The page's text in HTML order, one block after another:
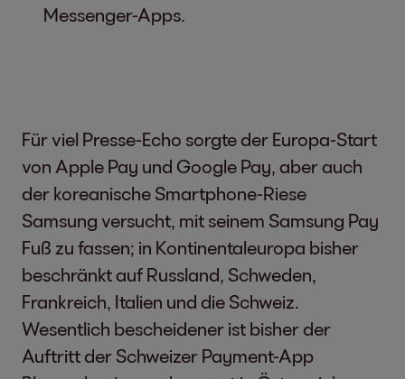
Messenger-Apps.
Für viel Presse-Echo sorgte der Europa-Start
von Apple Pay und Google Pay, aber auch
der koreanische Smartphone-Riese
Samsung versucht, mit seinem Samsung Pay
Fuß zu fassen; in Kontinentaleuropa bisher
beschränkt auf Russland, Schweden,
Frankreich, Italien und die Schweiz.
Wesentlich bescheidener ist bisher der
Auftritt der Schweizer Payment-App